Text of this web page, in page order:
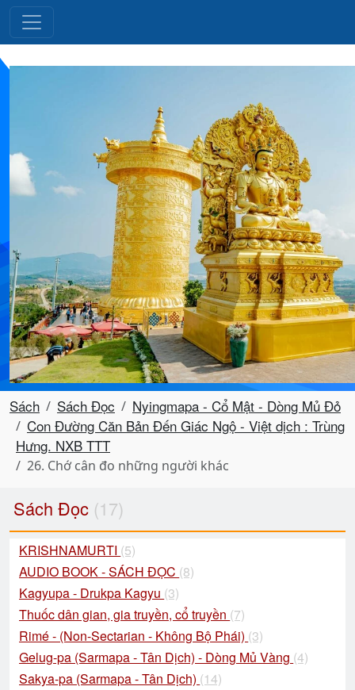
Sách Sách Đọc
Nyingmapa - Cổ Mật - Dòng Mủ Đỏ
Con Đường Căn Bản Đến Giác Ngộ - Việt dịch : Trùng
Hưng. NXB TTT
26. Chớ cân đo những người khác
Sách Đọc (17)
KRISHNAMURTI (5)
AUDIO BOOK - SÁCH ĐỌC (8)
Kagyupa - Drukpa Kagyu (3)
Thuốc dân gian, gia truyền, cổ truyền (7)
Rimé - (Non-Sectarian - Không Bộ Phái) (3)
Gelug-pa (Sarmapa - Tân Dịch) - Dòng Mủ Vàng (4)
Sakya-pa (Sarmapa - Tân Dịch) (14)